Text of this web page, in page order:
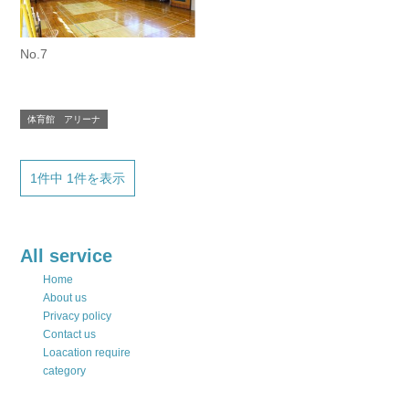
No.7
体育館 アリーナ
1件中 1件を表示
All service
Home
About us
Privacy policy
Contact us
Loacation require
category